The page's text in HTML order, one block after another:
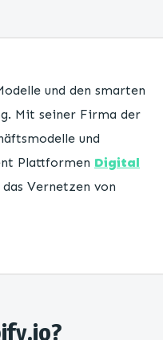
und den smarten
Mit seiner Firma der
und
Plattformen Digital
Vernetzen von